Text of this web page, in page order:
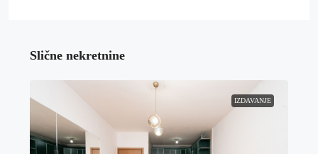
Slične nekretnine
IZDAVANJE